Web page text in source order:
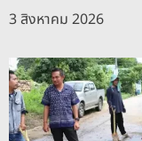
3 สิงหาคม 2026